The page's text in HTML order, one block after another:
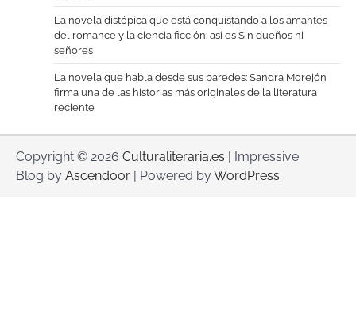
La novela distópica que está conquistando a los amantes
del romance y la ciencia ficción: así es Sin dueños ni
señores
La novela que habla desde sus paredes: Sandra Morejón
firma una de las historias más originales de la literatura
reciente
Copyright © 2026 Culturaliteraria.es | Impressive
Blog by Ascendoor | Powered byWordPress.